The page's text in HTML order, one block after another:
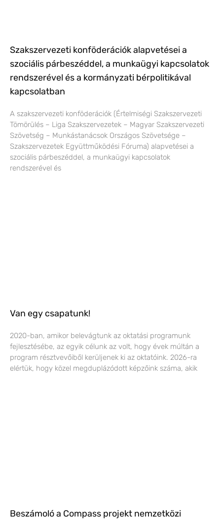
Szakszervezeti konföderációk alapvetései a
szociális párbeszéddel, a munkaügyi kapcsolatok
rendszerével és a kormányzati bérpolitikával
kapcsolatban
A szakszervezeti konföderációk (Értelmiségi Szakszervezeti
Tömörülés – Liga Szakszervezetek – Magyar Szakszervezeti
Szövetség – Munkástanácsok Országos Szövetsége –
Szakszervezetek Együttműködési Fóruma) alapvetései a
szociális párbeszéddel, a munkaügyi kapcsolatok
rendszerével és
Van egy csapatunk!
2020-ban, amikor belevágtunk az oktatási programunk
fejlesztésébe, az egyik célunk az volt, hogy évek múltán a
program résztvevőiből kerüljenek ki az oktatóink. 2026-ra
elértük, hogy közel megduplázódott képzőink száma, akik
Beszámoló a Compass projekt nemzetközi